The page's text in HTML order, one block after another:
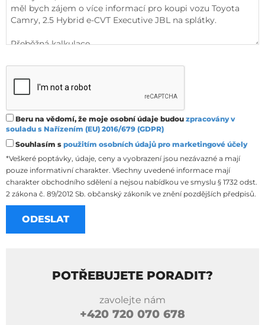
Beru na vědomí, že moje osobní údaje budou zpracovány v
souladu s Nařízením (EU) 2016/679 (GDPR)
Souhlasím s použitím osobních údajů pro marketingové účely
*Veškeré poptávky, údaje, ceny a vyobrazení jsou nezávazné a mají
pouze informativní charakter. Všechny uvedené informace mají
charakter obchodního sdělení a nejsou nabídkou ve smyslu § 1732 odst.
2 zákona č. 89/2012 Sb. občanský zákoník ve znění pozdějších předpisů.
POTŘEBUJETE PORADIT?
zavolejte nám
+420 720 070 678